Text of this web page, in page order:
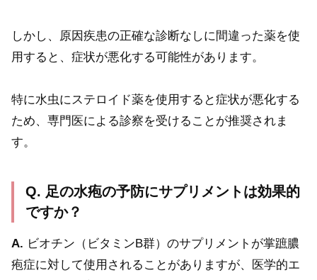
しかし、原因疾患の正確な診断なしに間違った薬を使
用すると、症状が悪化する可能性があります。
特に水虫にステロイド薬を使用すると症状が悪化する
ため、専門医による診察を受けることが推奨されま
す。
Q. 足の水疱の予防にサプリメントは効果的
ですか？
A. ビオチン（ビタミンB群）のサプリメントが掌蹠膿
疱症に対して使用されることがありますが、医学的エ